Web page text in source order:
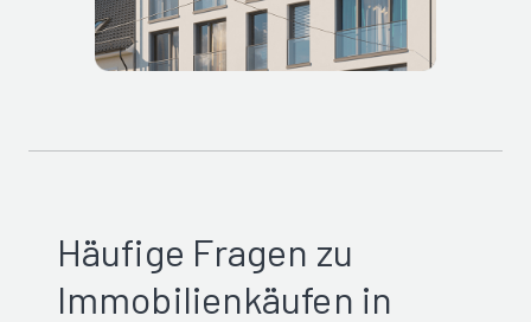
Häufige Fragen zu
Immobilienkäufen in